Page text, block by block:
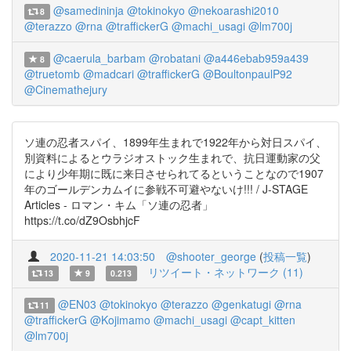
8 @samedininja @tokinokyo @nekoarashi2010
@terazzo @rna @traffickerG @machi_usagi @lm700j
8 @caerula_barbam @robatani @a446ebab959a439
@truetomb @madcari @traffickerG @BoultonpaulP92
@Cinemathejury
ソ連の忍者スパイ、1899年生まれで1922年から対日スパイ、
別資料によるとウラジオストック生まれで、抗日運動家の父
により少年期に既に来日させられてるということなので1907
年のゴールデンカムイに参戦不可避やないけ!!! / J-STAGE
Articles - ロマン・キム「ソ連の忍者」
https://t.co/dZ9OsbhjcF
2020-11-21 14:03:50 @shooter_george (投稿一覧)
13 9 0.213 リツイート・ネットワーク (11)
11 @EN03 @tokinokyo @terazzo @genkatugi @rna
@traffickerG @Kojimamo @machi_usagi @capt_kitten
@lm700j